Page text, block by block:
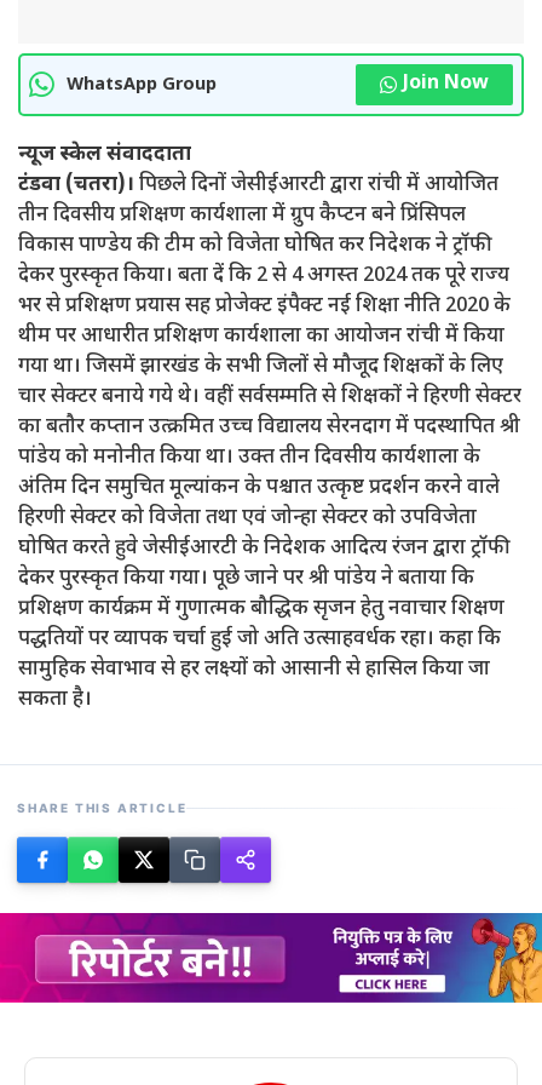
WhatsApp Group Join Now
न्यूज स्केल संवाददाता
टंडवा (चतरा)। पिछले दिनों जेसीईआरटी द्वारा रांची में आयोजित
तीन दिवसीय प्रशिक्षण कार्यशाला में ग्रुप कैप्टन बने प्रिंसिपल
विकास पाण्डेय की टीम को विजेता घोषित कर निदेशक ने ट्रॉफी
देकर पुरस्कृत किया। बता दें कि 2 से 4 अगस्त 2024 तक पूरे राज्य
भर से प्रशिक्षण प्रयास सह प्रोजेक्ट इंपैक्ट नई शिक्षा नीति 2020 के
थीम पर आधारीत प्रशिक्षण कार्यशाला का आयोजन रांची में किया
गया था। जिसमें झारखंड के सभी जिलों से मौजूद शिक्षकों के लिए
चार सेक्टर बनाये गये थे। वहीं सर्वसम्मति से शिक्षकों ने हिरणी सेक्टर
का बतौर कप्तान उत्क्रमित उच्च विद्यालय सेरनदाग में पदस्थापित श्री
पांडेय को मनोनीत किया था। उक्त तीन दिवसीय कार्यशाला के
अंतिम दिन समुचित मूल्यांकन के पश्चात उत्कृष्ट प्रदर्शन करने वाले
हिरणी सेक्टर को विजेता तथा एवं जोन्हा सेक्टर को उपविजेता
घोषित करते हुवे जेसीईआरटी के निदेशक आदित्य रंजन द्वारा ट्रॉफी
देकर पुरस्कृत किया गया। पूछे जाने पर श्री पांडेय ने बताया कि
प्रशिक्षण कार्यक्रम में गुणात्मक बौद्धिक सृजन हेतु नवाचार शिक्षण
पद्धतियों पर व्यापक चर्चा हुई जो अति उत्साहवर्धक रहा। कहा कि
सामुहिक सेवाभाव से हर लक्ष्यों को आसानी से हासिल किया जा
सकता है।
SHARE THIS ARTICLE